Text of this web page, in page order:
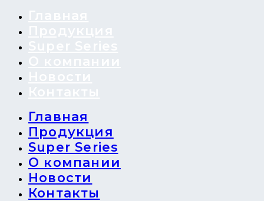
Главная
Продукция
Super Series
О компании
Новости
Контакты